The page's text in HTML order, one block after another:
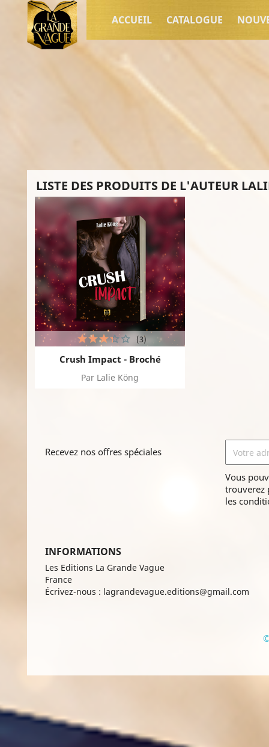
ACCUEIL CATALOGUE
LISTE DES PRODUITS DE L'AUTEUR
Crush Impact - Broché
Par Lalie Köng
(3)
Recevez nos offres spéciales
Vous
trouverez
les
INFORMATIONS
Les Editions La Grande Vague
France
Écrivez-nous : lagrandevague.editions@gmail.com